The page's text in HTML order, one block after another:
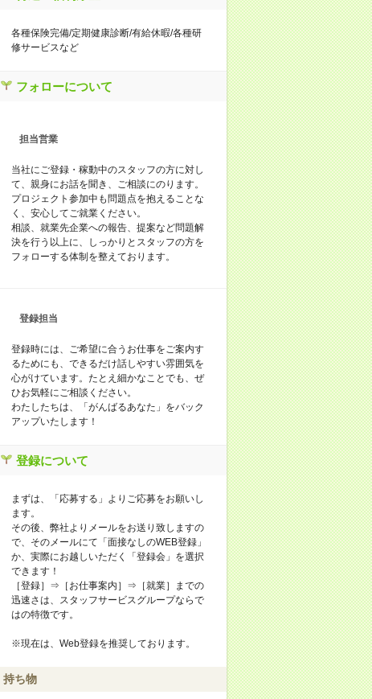
各種保険完備/定期健康診断/有給休暇/各種研
修サービスなど
フォローについて
担当営業
当社にご登録・稼動中のスタッフの方に対し
て、親身にお話を聞き、ご相談にのります。
プロジェクト参加中も問題点を抱えることな
く、安心してご就業ください。
相談、就業先企業への報告、提案など問題解
決を行う以上に、しっかりとスタッフの方を
フォローする体制を整えております。
登録担当
登録時には、ご希望に合うお仕事をご案内す
るためにも、できるだけ話しやすい雰囲気を
心がけています。たとえ細かなことでも、ぜ
ひお気軽にご相談ください。
わたしたちは、「がんばるあなた」をバック
アップいたします！
登録について
まずは、「応募する」よりご応募をお願いし
ます。
その後、弊社よりメールをお送り致しますの
で、そのメールにて「面接なしのWEB登録」
か、実際にお越しいただく「登録会」を選択
できます！
［登録］⇒［お仕事案内］⇒［就業］までの
迅速さは、スタッフサービスグループならで
はの特徴です。
※現在は、Web登録を推奨しております。
持ち物